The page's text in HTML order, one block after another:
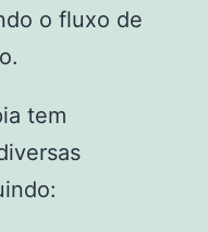
o fluxo de
tem